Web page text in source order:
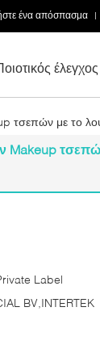
ένα απόσπασμα |
έλεγχος
τσεπών με το
Makeup
Label
BV,INTERTEK